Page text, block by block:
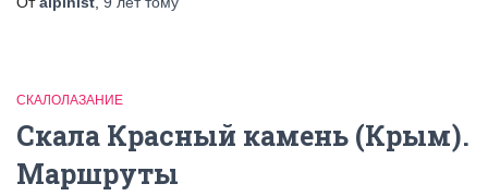
СКАЛОЛАЗАНИЕ
Скала Красный камень (Крым).
Маршруты